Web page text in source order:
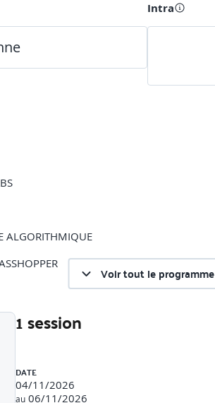
Intra
ALGORITHMIQUE
(LOFT)
(CSV)
Voir tout le programme
1 session
DATE
04/11/2026
au 06/11/2026